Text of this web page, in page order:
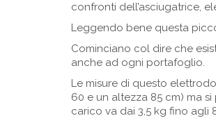
confronti dell’asciugatrice,
Leggendo bene questa
Cominciano col dire che
anche ad ogni portafoglio.
Le misure di questo
60 e un altezza 85 cm) ma
carico va dai 3,5 kg fino agli